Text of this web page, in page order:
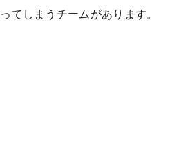
てしまうチームがあります。